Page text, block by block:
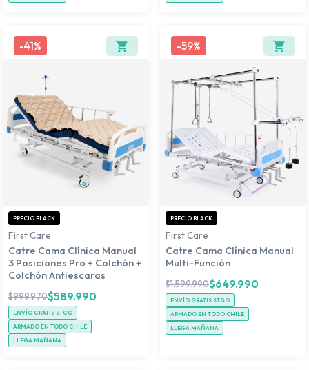
-41%
PRECIO BLACK
First Care
Catre Cama Clínica Manual
3 Posiciones Pro + Colchón +
Colchón Antiescaras
$999.970$589.990
ENVÍO GRATIS STGO
ARMADO EN TODO CHILE
LLEGA MAÑANA
-59%
PRECIO BLACK
First Care
Catre Cama Clínica Manual
Multi-Función
$1.599.990$649.990
ENVÍO GRATIS STGO
ARMADO EN TODO CHILE
LLEGA MAÑANA